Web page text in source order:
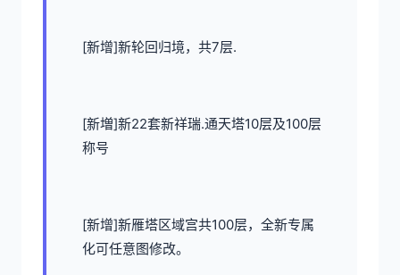
[新增]新轮回归境，共7层.
[新増]新22套新祥瑞.通天塔10层及100层
称号
[新增]新雁塔区域宫共100层，全新专属
化可任意图修改。